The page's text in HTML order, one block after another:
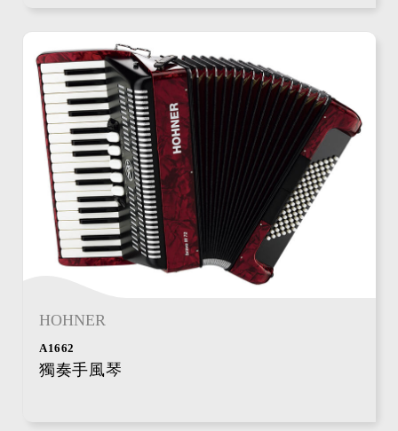
HOHNER
A1662
獨奏手風琴